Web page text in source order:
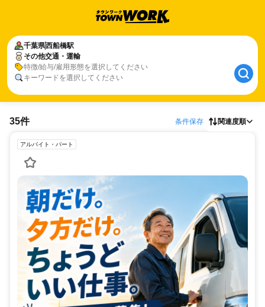
千葉県西船橋駅
その他交通・運輸
特徴/給与/雇用形態を選択してください
キーワードを選択してください
35件 条件保存 関連度順
アルバイト・パート